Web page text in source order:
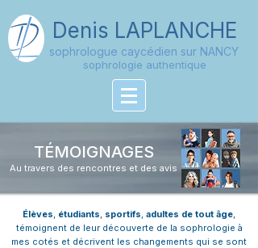
Denis LAPLANCHE
sophrologue caycédien sur NANCY
sophrologie authentique
TÉMOIGNAGES
Au travers des rencontres et des avis
Élèves, étudiants, sportifs, adultes de tout âge,
témoignent de leur découverte de la sophrologie à
mes cotés et décrivent les changements qui se sont